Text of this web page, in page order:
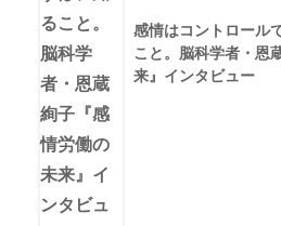
感情はコントロール
こと。脳科学者・恩
来』インタビュー